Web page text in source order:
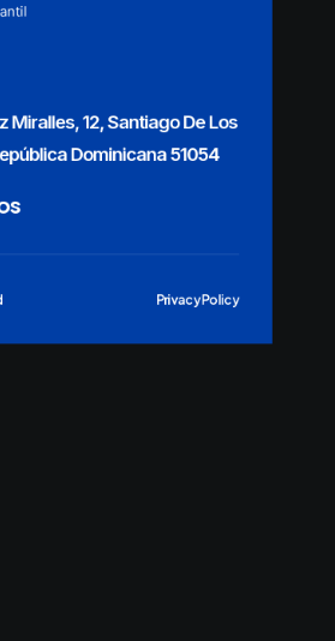
Miralles, 12, Santiago De Los
Dominicana 51054
Privacy Policy